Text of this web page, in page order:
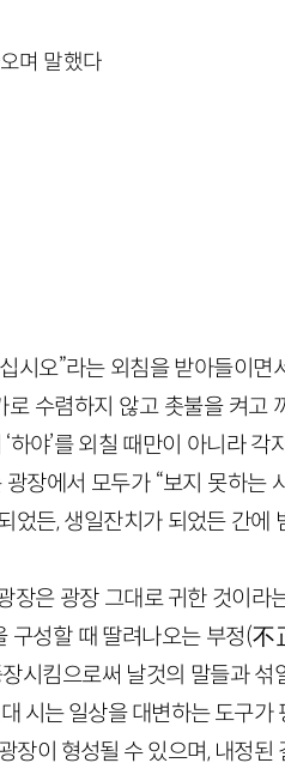
며 말했다
시오”라는 외침을 받아들이면
로 수렴하지 않고 촛불을 켜고
야’를 외칠 때만이 아니라
장에서 모두가 “보지 못하는
었든, 생일잔치가 되었든 간에
장은 광장 그대로 귀한 것이라
구성할 때 딸려나오는 부정(
시킴으로써 날것의 말들과 섞
시는 일상을 대변하는 도구
장이 형성될 수 있으며, 내정된